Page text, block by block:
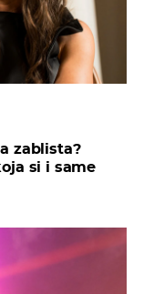
zablista?
si i same